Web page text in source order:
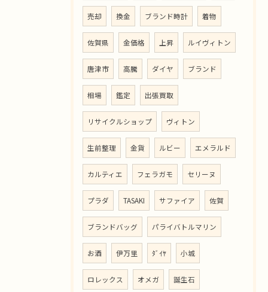
売却 換金 ブランド時計 着物
佐賀県 金価格 上昇 ルイヴィトン
唐津市 高騰 ダイヤ ブランド
相場 鑑定 出張買取
リサイクルショップ ヴィトン
生前整理 金貨 ルビー エメラルド
カルティエ フェラガモ セリーヌ
プラダ TASAKI サファイア 佐賀
ブランドバッグ パライバトルマリン
お酒 伊万里 ﾀﾞｲﾔ 小城
ロレックス オメガ 誕生石